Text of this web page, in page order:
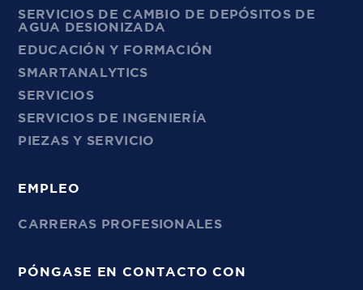
SERVICIOS DE CAMBIO DE DEPÓSITOS DE
AGUA DESIONIZADA
EDUCACIÓN Y FORMACIÓN
SMARTANALYTICS
SERVICIOS
SERVICIOS DE INGENIERÍA
PIEZAS Y SERVICIO
EMPLEO
CARRERAS PROFESIONALES
PÓNGASE EN CONTACTO CON